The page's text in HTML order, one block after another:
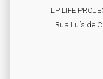
LP LIFE
Rua Luís de